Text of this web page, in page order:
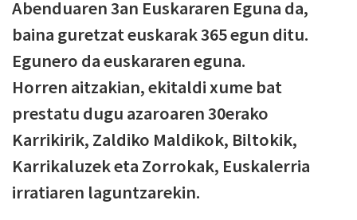
Abenduaren 3an Euskararen Eguna da,
baina guretzat euskarak 365 egun ditu.
Egunero da euskararen eguna.
Horren aitzakian, ekitaldi xume bat
prestatu dugu azaroaren 30erako
Karrikirik, Zaldiko Maldikok, Biltokik,
Karrikaluzek eta Zorrokak, Euskalerria
irratiaren laguntzarekin.